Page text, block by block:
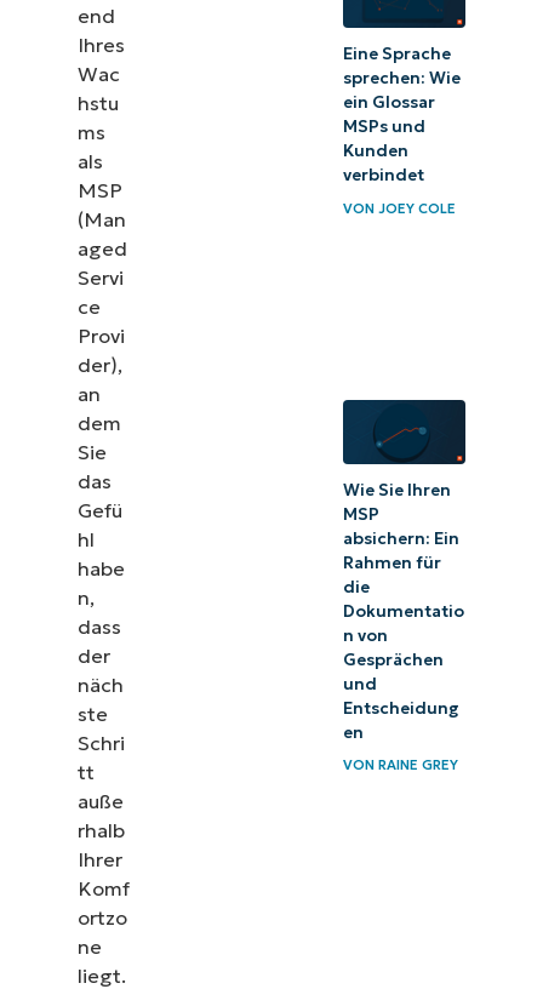
end
Ihres
Wac
hstu
ms
als
MSP
(Man
aged
Servi
ce
Provi
der),
an
dem
Sie
das
Gefü
hl
habe
n,
dass
der
näch
ste
Schri
tt
auße
rhalb
Ihrer
Komf
ortzo
ne
liegt.
Eine Sprache
sprechen: Wie
ein Glossar
MSPs und
Kunden
verbindet
VONJOEY COLE
Wie Sie Ihren
MSP
absichern: Ein
Rahmen für
die
Dokumentatio
n von
Gesprächen
und
Entscheidung
en
VONRAINE GREY